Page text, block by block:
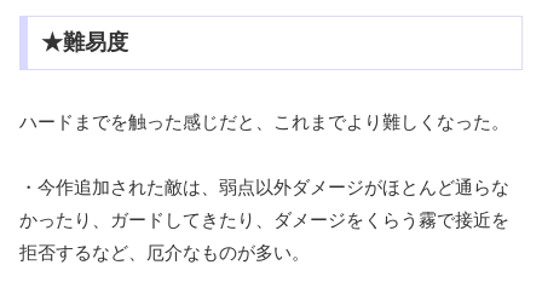
★難易度
ハードまでを触った感じだと、これまでより難しくなった。
・今作追加された敵は、弱点以外ダメージがほとんど通らな
かったり、ガードしてきたり、ダメージをくらう霧で接近を
拒否するなど、厄介なものが多い。